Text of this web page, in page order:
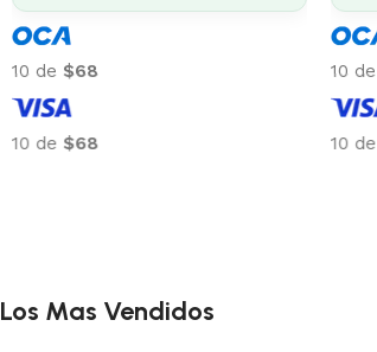
10 de $68
10 de $68
10 de
10 de
Los Mas Vendidos